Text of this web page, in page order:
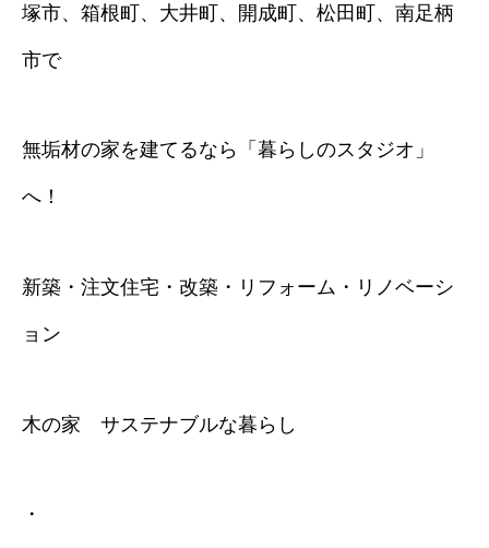
塚市、箱根町、大井町、開成町、松田町、南足柄
市で
無垢材の家を建てるなら「暮らしのスタジオ」
へ！
新築・注文住宅・改築・リフォーム・リノベーシ
ョン
木の家 サステナブルな暮らし
・